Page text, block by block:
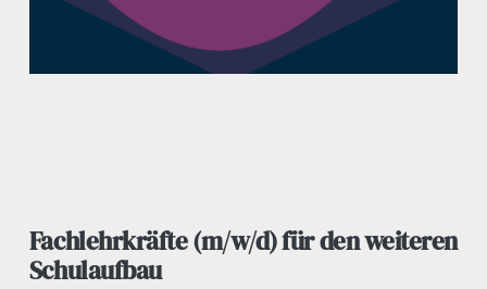
Fachlehrkräfte (m/w/d) für den weiteren
Schulaufbau